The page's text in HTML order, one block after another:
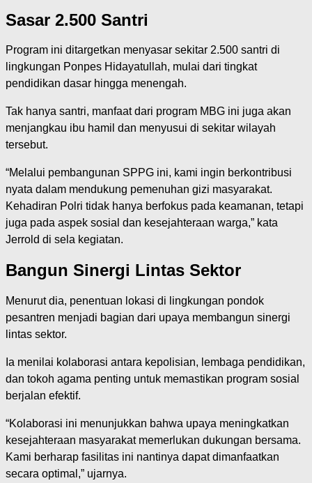
Sasar 2.500 Santri
Program ini ditargetkan menyasar sekitar 2.500 santri di
lingkungan Ponpes Hidayatullah, mulai dari tingkat
pendidikan dasar hingga menengah.
Tak hanya santri, manfaat dari program MBG ini juga akan
menjangkau ibu hamil dan menyusui di sekitar wilayah
tersebut.
“Melalui pembangunan SPPG ini, kami ingin berkontribusi
nyata dalam mendukung pemenuhan gizi masyarakat.
Kehadiran Polri tidak hanya berfokus pada keamanan, tetapi
juga pada aspek sosial dan kesejahteraan warga,” kata
Jerrold di sela kegiatan.
Bangun Sinergi Lintas Sektor
Menurut dia, penentuan lokasi di lingkungan pondok
pesantren menjadi bagian dari upaya membangun sinergi
lintas sektor.
Ia menilai kolaborasi antara kepolisian, lembaga pendidikan,
dan tokoh agama penting untuk memastikan program sosial
berjalan efektif.
“Kolaborasi ini menunjukkan bahwa upaya meningkatkan
kesejahteraan masyarakat memerlukan dukungan bersama.
Kami berharap fasilitas ini nantinya dapat dimanfaatkan
secara optimal,” ujarnya.